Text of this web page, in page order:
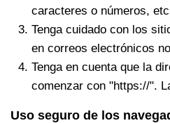
caracteres o números,
Tenga cuidado con los
en correos electrónicos
Tenga en cuenta que la
comenzar con "https://".
Uso seguro de los